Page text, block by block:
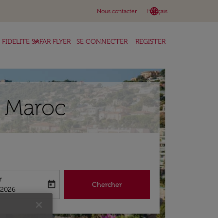
Nous contacter language
Français
keyboard_arrow_down
FIDELITE SAFAR FLYER
keyboard_arrow_down SE CONNECTER REGISTER
Maroc
return-date-aria-label
today Chercher